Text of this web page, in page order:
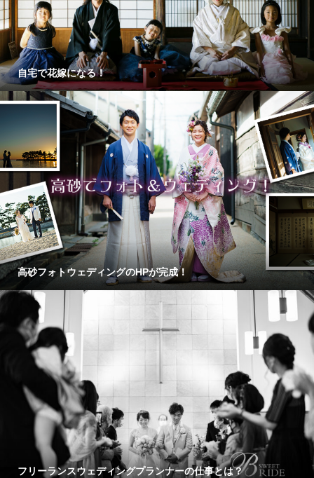
自宅で花嫁になる！
高砂フォトウェディングのHPが完成！
フリーランスウェディングプランナーの仕事とは？